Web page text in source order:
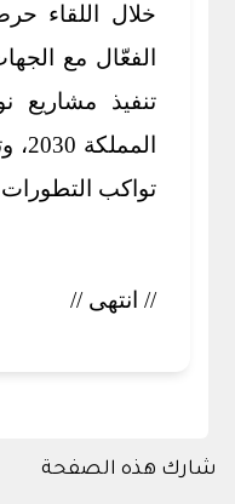
خلال اللقاء
الفعّال مع
تنفيذ مشاريع
تواكب التطورات
// انتهى //
شارك هذه الصفحة